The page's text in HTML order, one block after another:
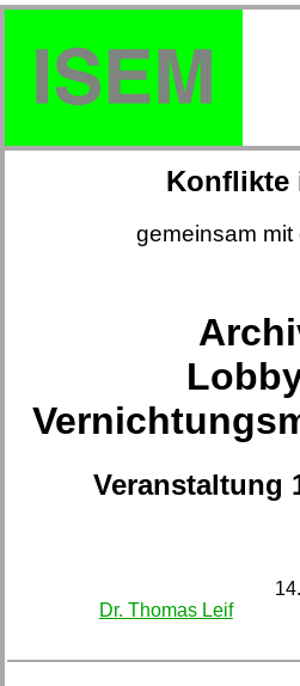
Konflikte
gemeinsam mit
Veranstaltung
Dr. Thomas Leif